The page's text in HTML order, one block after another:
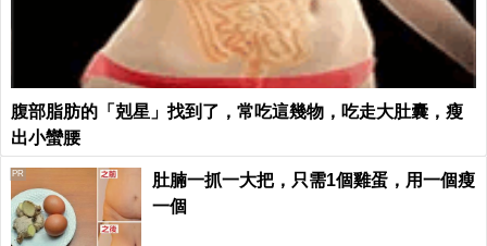
腹部脂肪的「剋星」找到了，常吃這幾物，吃走大肚囊，瘦
出小蠻腰
肚腩一抓一大把，只需1個雞蛋，用一個瘦
一個
PR